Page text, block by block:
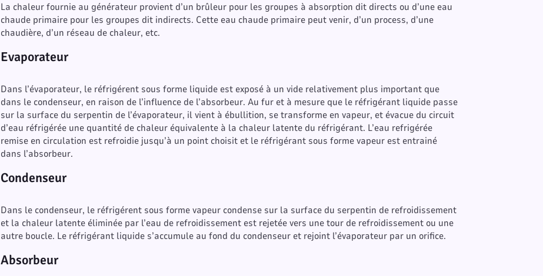
La chaleur fournie au générateur provient d’un brûleur pour les groupes à absorption dit directs ou d’une eau
chaude primaire pour les groupes dit indirects. Cette eau chaude primaire peut venir, d’un process, d’une
chaudière, d’un réseau de chaleur, etc.
Evaporateur
Dans l’évaporateur, le réfrigérent sous forme liquide est exposé à un vide relativement plus important que
dans le condenseur, en raison de l’influence de l’absorbeur. Au fur et à mesure que le réfrigérant liquide passe
sur la surface du serpentin de l’évaporateur, il vient à ébullition, se transforme en vapeur, et évacue du circuit
d’eau réfrigérée une quantité de chaleur équivalente à la chaleur latente du réfrigérant. L’eau refrigérée
remise en circulation est refroidie jusqu’à un point choisit et le réfrigérant sous forme vapeur est entrainé
dans l’absorbeur.
Condenseur
Dans le condenseur, le réfrigérent sous forme vapeur condense sur la surface du serpentin de refroidissement
et la chaleur latente éliminée par l’eau de refroidissement est rejetée vers une tour de refroidissement ou une
autre boucle. Le réfrigérant liquide s’accumule au fond du condenseur et rejoint l’évaporateur par un orifice.
Absorbeur